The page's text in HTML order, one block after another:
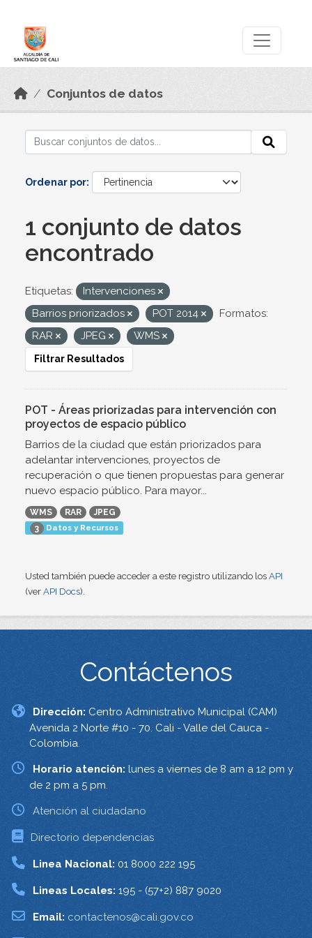
Conjuntos de datos
Ordenar por
1 conjunto de datos
encontrado
Etiquetas:
Intervenciones
Barrios priorizados
POT 2014
Formatos:
RAR
JPEG WMS
Filtrar Resultados
POT - Áreas priorizadas para intervención con
proyectos de espacio público
Barrios de la ciudad que están priorizados para
adelantar intervenciones, proyectos de
recuperación o que tienen propuestas para generar
nuevo espacio público. Para mayor...
WMS RAR
JPEG
3 Datos y Recursos
Usted también puede acceder a este registro utilizando los API
(ver API Docs).
Contáctenos
Dirección: Centro Administrativo Municipal (CAM)
Avenida 2 Norte #10 - 70. Cali - Valle del Cauca -
Colombia.
Horario atención: lunes a viernes de 8 am a 12 pm y
de 2 pm a 5 pm.
Atención al ciudadano
Directorio dependencias
Linea Nacional: 01 8000 222 195
Lineas Locales: 195 - (57+2) 887 9020
Email: contactenos@cali.gov.co